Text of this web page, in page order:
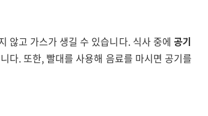
않고 가스가 생길 수 있습니다. 식사 중에 공기
다. 또한, 빨대를 사용해 음료를 마시면 공기를